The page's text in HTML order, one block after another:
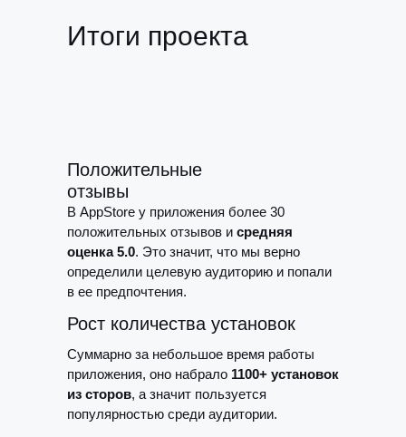
Итоги проекта
Рост количества установок
Положительные
отзывы
В AppStore у приложения более 30
положительных отзывов и средняя
оценка 5.0. Это значит, что мы верно
определили целевую аудиторию и попали
в ее предпочтения.
Суммарно за небольшое время работы
приложения, оно набрало 1100+ установок
из сторов, а значит пользуется
популярностью среди аудитории.